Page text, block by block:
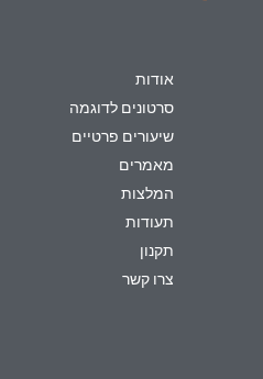
אודות
סרטונים לדוגמה
שיעורים פרטיים
מאמרים
המלצות
תעודות
תקנון
צרו קשר